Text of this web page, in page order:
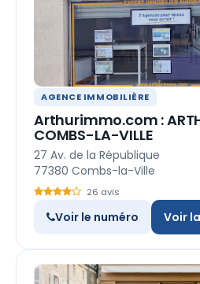
AGENCE IMMOBILIÈRE
Arthurimmo.com :
COMBS-LA-VILLE
27 Av. de la République
77380 Combs-la-Ville
26 avis
Voir le numéro Voir